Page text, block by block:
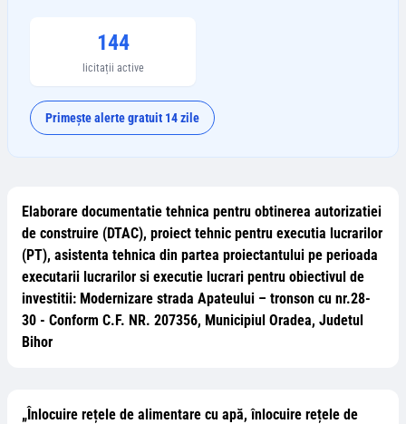
144
licitații active
Primește alerte gratuit 14 zile
Elaborare documentatie tehnica pentru obtinerea autorizatiei
de construire (DTAC), proiect tehnic pentru executia lucrarilor
(PT), asistenta tehnica din partea proiectantului pe perioada
executarii lucrarilor si executie lucrari pentru obiectivul de
investitii: Modernizare strada Apateului – tronson cu nr.28-
30 - Conform C.F. NR. 207356, Municipiul Oradea, Judetul
Bihor
„Înlocuire rețele de alimentare cu apă, înlocuire rețele de